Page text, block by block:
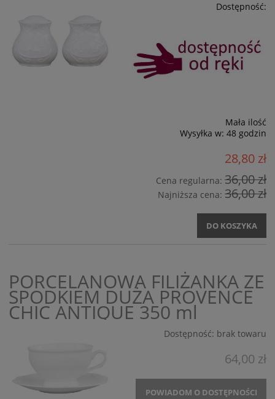
Dostępność:
Mała ilość
Wysyłka w: 48 godzin
28,80 zł
Cena regularna: 36,00 zł
Najniższa cena: 36,00 zł
DO KOSZYKA
PORCELANOWA FILIŻANKA ZE
SPODKIEM DUŻA PROVENCE
CHIC ANTIQUE 350 ml
Dostępność: brak towaru
64,00 zł
POWIADOM O DOSTĘPNOŚCI